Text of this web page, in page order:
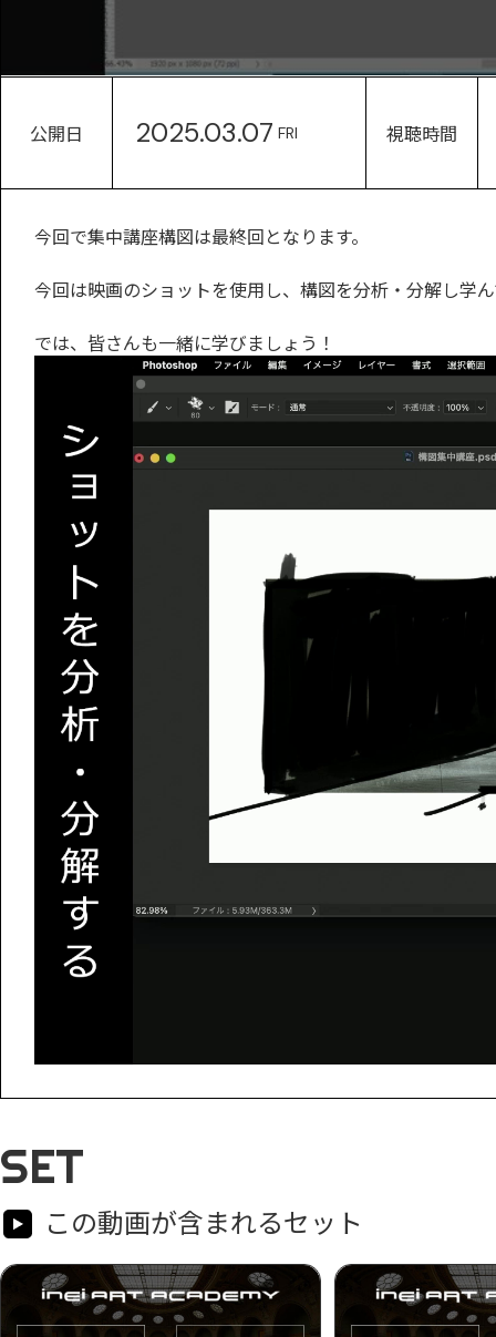
公開日 2025.03.07 FRI 視聴時間
今回で集中講座構図は最終回となります。
今回は映画のショットを使用し、構図を分析・分解し学
では、皆さんも一緒に学びましょう！
SET
この動画が含まれるセット